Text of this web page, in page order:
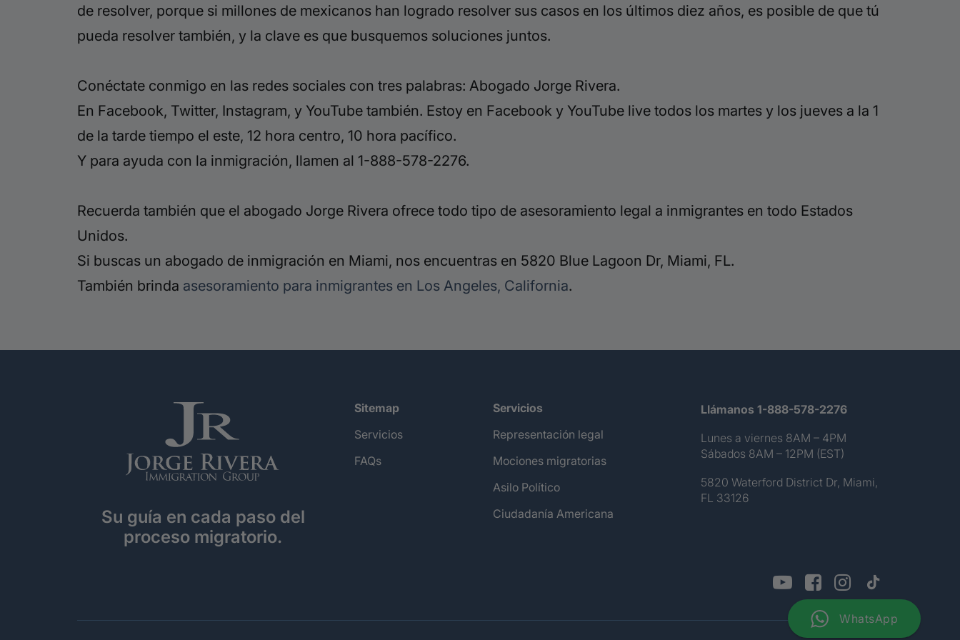
de resolver, porque si millones de mexicanos han logrado resolver sus casos en los últimos diez años, es posible de que tú
pueda resolver también, y la clave es que busquemos soluciones juntos.
Conéctate conmigo en las redes sociales con tres palabras: Abogado Jorge Rivera.
En Facebook, Twitter, Instagram, y YouTube también. Estoy en Facebook y YouTube live todos los martes y los jueves a la 1
de la tarde tiempo el este, 12 hora centro, 10 hora pacífico.
Y para ayuda con la inmigración, llamen al 1-888-578-2276.
Recuerda también que el abogado Jorge Rivera ofrece todo tipo de asesoramiento legal a inmigrantes en todo Estados
Unidos.
Si buscas un abogado de inmigración en Miami, nos encuentras en 5820 Blue Lagoon Dr, Miami, FL.
También brinda asesoramiento para inmigrantes en Los Angeles, California.
Su guía en cada paso del
proceso migratorio.
Sitemap
Servicios
FAQs
Servicios
Representación legal
Mociones migratorias
Asilo Político
Ciudadanía Americana
Llámanos 1-888-578-2276
Lunes a viernes 8AM – 4PM
Sábados 8AM – 12PM (EST)
5820 Waterford District Dr, Miami,
FL 33126
WhatsApp